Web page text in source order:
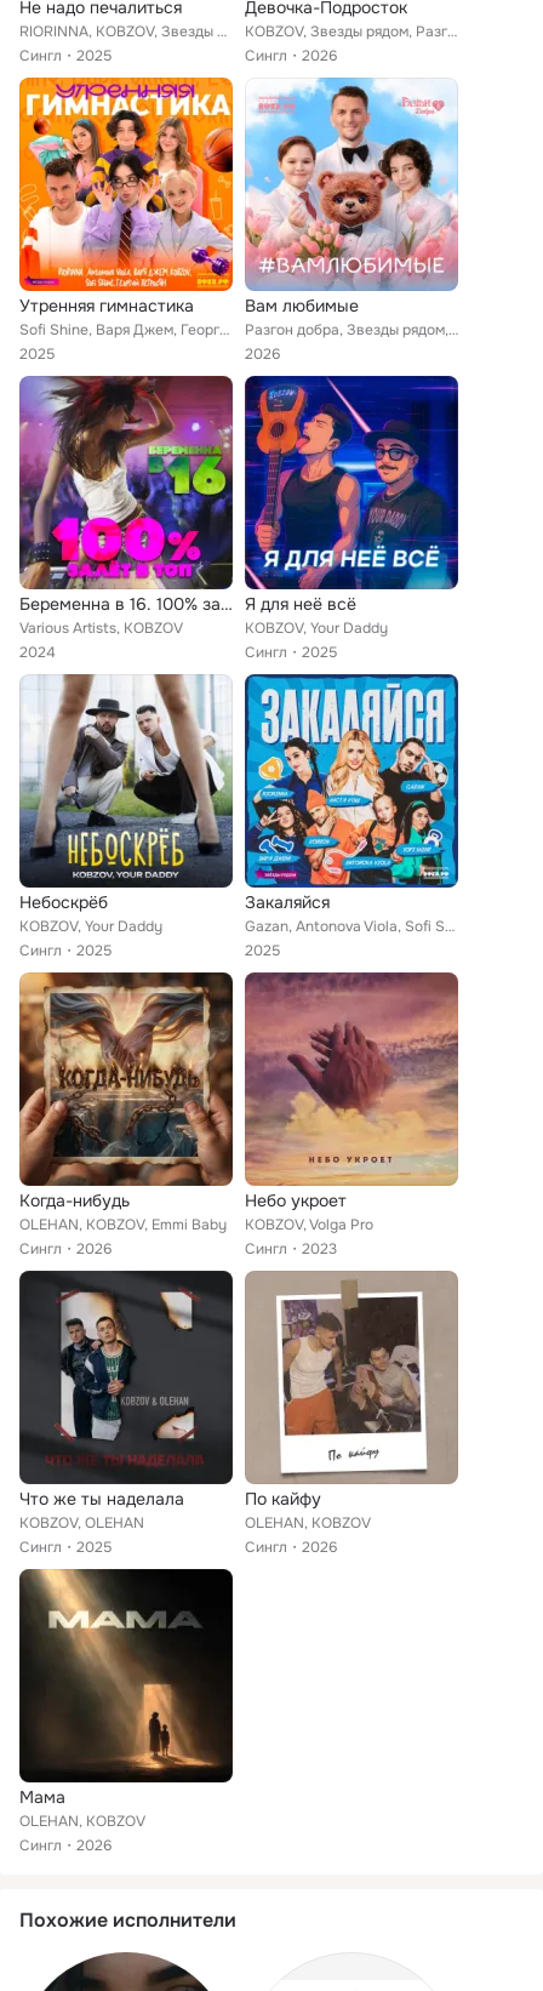
Не надо печалиться
RIORINNA, KOBZOV, Звезды рядом
Сингл
2025
Девочка-Подросток
KOBZOV, Звезды рядом, Разгон добра
Сингл
2026
Утренняя гимнастика
Sofi Shine, Варя Джем, Георгий Петросян, KOBZOV, RIORINNA, Antonova Viola, Звезды рядом
2025
Вам любимые
Разгон добра, Звезды рядом, Мишка Топ, Матвей Яицкий, Георгий Петросян, KOBZOV
2026
Беременна в 16. 100% залёт в топ!
Various Artists, KOBZOV
2024
Я для неё всё
KOBZOV, Your Daddy
Сингл
2025
Небоскрёб
KOBZOV, Your Daddy
Сингл
2025
Закаляйся
Gazan, Antonova Viola, Sofi Shine, Варя Джем, KOBZOV, RIORINNA, Звезды рядом
2025
Когда-нибудь
OLEHAN, KOBZOV, Emmi Baby
Сингл
2026
Небо укроет
KOBZOV, Volga Pro
Сингл
2023
Что же ты наделала
KOBZOV, OLEHAN
Сингл
2025
По кайфу
OLEHAN, KOBZOV
Сингл
2026
Мама
OLEHAN, KOBZOV
Сингл
2026
Похожие исполнители